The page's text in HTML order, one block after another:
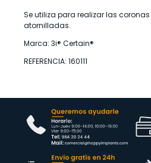
Se utiliza para realizar las
atornilladas.
Marca: 3i® Certain®
REFERENCIA: 160111